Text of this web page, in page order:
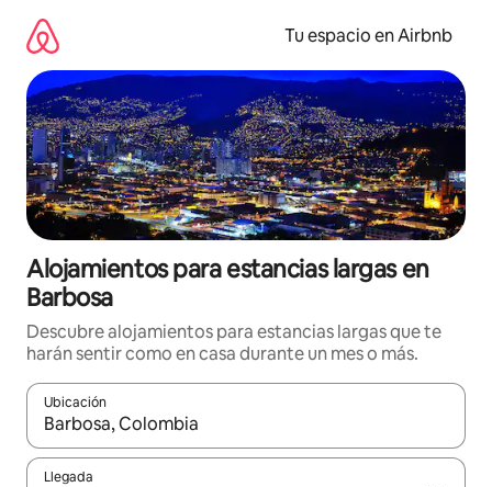
contenido
Tu espacio en Airbnb
Alojamientos para estancias largas en
Barbosa
Descubre alojamientos para estancias largas que te
harán sentir como en casa durante un mes o más.
Ubicación
Cuando los resultados estén disponibles, podrás navegar
Llegada